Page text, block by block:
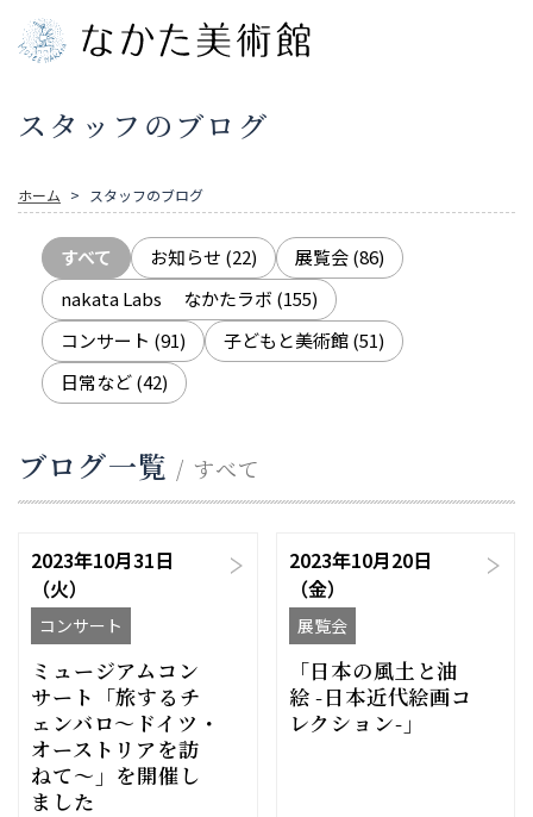
スタッフのブログ
ホーム スタッフのブログ
すべて お知らせ (22) 展覧会(86)
nakata Labs なかたラボ (155)
コンサート (91) 子どもと美術館(51)
日常など(42)
ブログ一覧 / すべて
2023年10月31日
（火）
コンサート
ミュージアムコン
サート「旅するチ
ェンバロ〜ドイツ・
オーストリアを訪
ねて〜」を開催し
ました
2023年10月20日
（金）
展覧会
「日本の風土と油
絵 -日本近代絵画コ
レクション-」